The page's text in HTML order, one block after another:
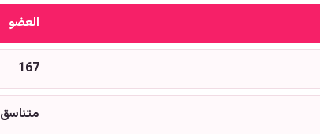
العضو
167
متناسق